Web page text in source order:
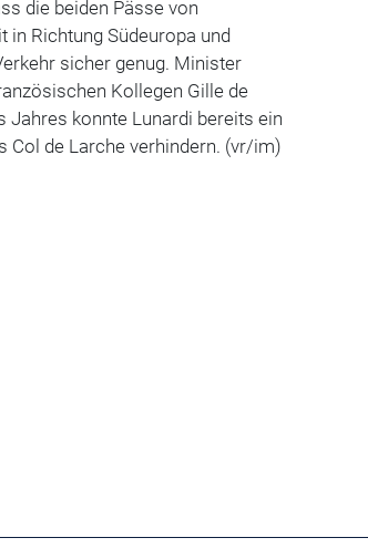
die beiden Pässe von
in Richtung Südeuropa und
sicher genug. Minister
Kollegen Gille de
Jahres konnte Lunardi bereits ein
Col de Larche verhindern. (vr/im)